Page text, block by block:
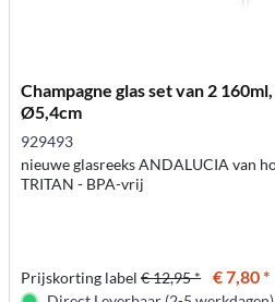
Champagne glas set van 2
Ø5,4cm
929493
nieuwe glasreeks ANDALUCIA van
TRITAN - BPA-vrij
Prijskorting label€ 12,95 * € 7,80 *